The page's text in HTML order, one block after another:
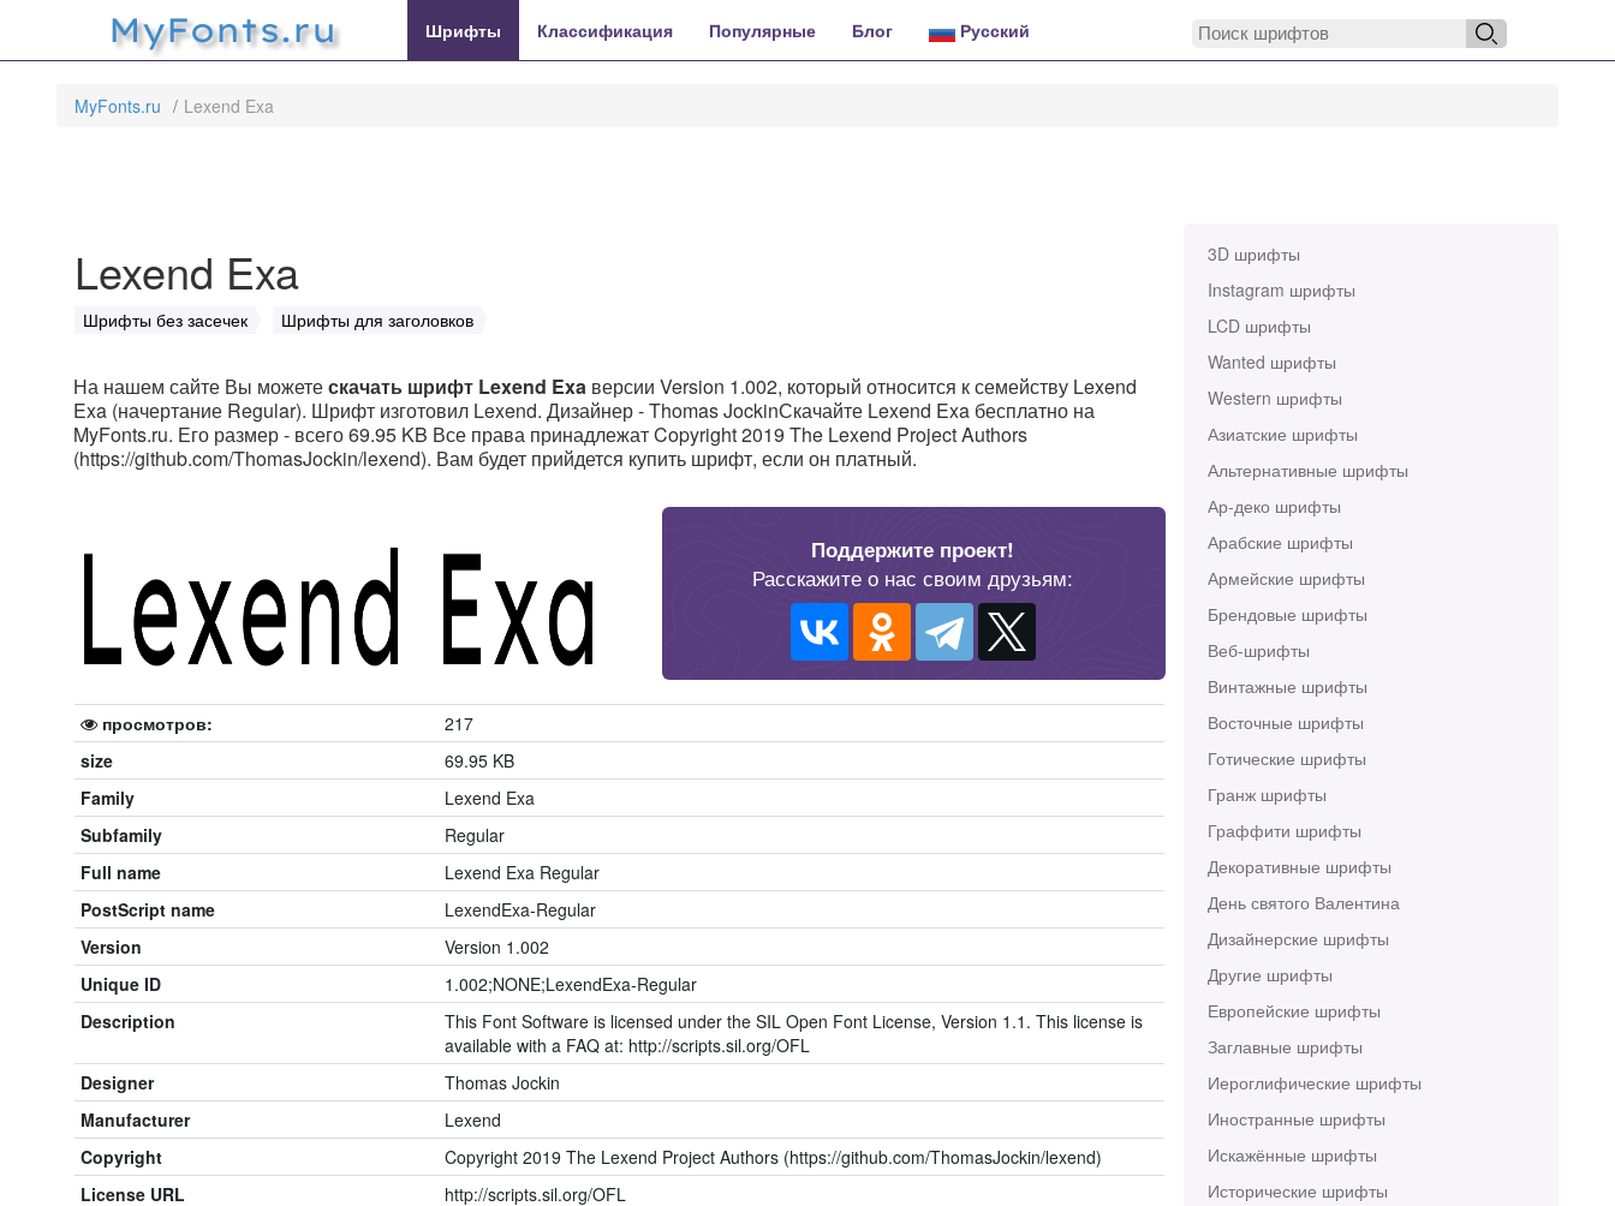
MyFonts.ru Шрифты Классификация Популярные Блог Русский
MyFonts.ru Lexend Exa
3D шрифты
Instagram шрифты
LCD шрифты
Wanted шрифты
Western шрифты
Азиатские шрифты
Альтернативные шрифты
Ар-деко шрифты
Арабские шрифты
Армейские шрифты
Брендовые шрифты
Веб-шрифты
Винтажные шрифты
Восточные шрифты
Готические шрифты
Гранж шрифты
Граффити шрифты
Декоративные шрифты
День святого Валентина
Дизайнерские шрифты
Другие шрифты
Европейские шрифты
Заглавные шрифты
Иероглифические шрифты
Иностранные шрифты
Искажённые шрифты
Исторические шрифты
Lexend Exa
Шрифты без засечек Шрифты для заголовков
На нашем сайте Вы можетескачать шрифт Lexend Exa версии Version 1.002, который относится к семейству Lexend
Exa (начертание Regular). Шрифт изготовил Lexend. Дизайнер - Thomas JockinСкачайте Lexend Exa бесплатно на
MyFonts.ru. Его размер - всего 69.95 KB Все права принадлежат Copyright 2019 The Lexend Project Authors
(https://github.com/ThomasJockin/lexend). Вам будет прийдется купить шрифт, если он платный.
Поддержите проект!
Расскажите о нас своим друзьям:
просмотров:
217
size
69.95 KB
Family
Lexend Exa
Subfamily
Regular
Full name
Lexend Exa Regular
PostScript name
LexendExa-Regular
Version
Version 1.002
Unique ID
1.002;NONE;LexendExa-Regular
Description
This Font Software is licensed under the SIL Open Font License, Version 1.1. This license is
available with a FAQ at: http://scripts.sil.org/OFL
Designer
Thomas Jockin
Manufacturer
Lexend
Copyright
Copyright 2019 The Lexend Project Authors (https://github.com/ThomasJockin/lexend)
License URL
http://scripts.sil.org/OFL